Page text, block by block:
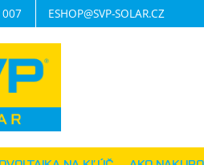
ESHOP@SVP-SOLAR.CZ